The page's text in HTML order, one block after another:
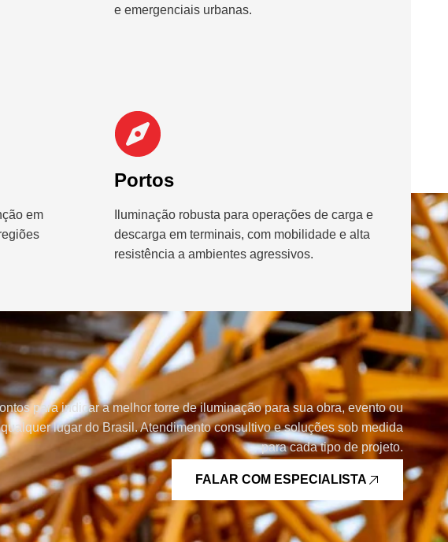
e emergenciais urbanas.
em
Portos
Iluminação robusta para operações de carga e
descarga em terminais, com mobilidade e alta
resistência a ambientes agressivos.
para indicar a melhor torre de iluminação para sua obra, evento ou
lugar do Brasil. Atendimento consultivo e soluções sob medida
para cada tipo de projeto.
FALAR COM ESPECIALISTA